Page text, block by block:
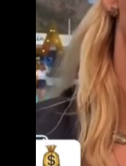
manzarasını ve
keyifliydi. Çok
Pamukkale,
zamanda
deneyimiyle de
merkezlerinden